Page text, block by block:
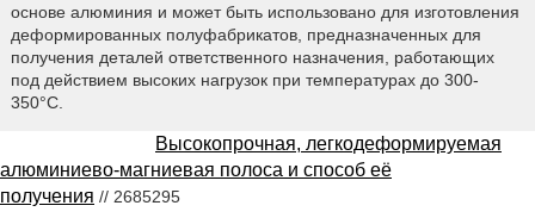
основе алюминия и может быть использовано для изготовления
деформированных полуфабрикатов, предназначенных для
получения деталей ответственного назначения, работающих
под действием высоких нагрузок при температурах до 300-
350°С.
Высокопрочная, легкодеформируемая
алюминиево-магниевая полоса и способ её
получения // 2685295